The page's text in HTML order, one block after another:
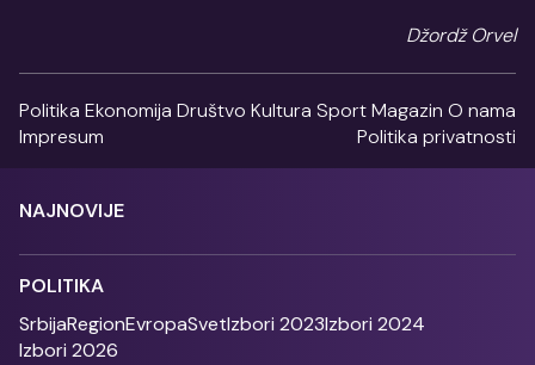
Džordž Orvel
Politika Ekonomija Društvo Kultura SportMagazin O nama
Impresum
Politika privatnosti
NAJNOVIJE
POLITIKA
SrbijaRegionEvropaSvetIzbori 2023Izbori 2024
Izbori 2026